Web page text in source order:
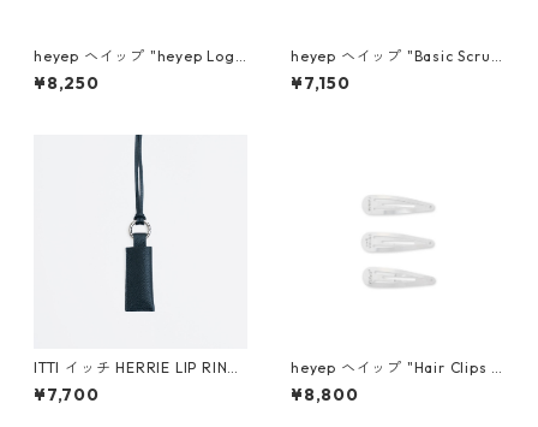
heyep ヘイップ "heyep Logo
Hair Ties (2-piece)" (BLK) h
p07126
¥8,250
heyep ヘイップ "Basic Scrun
chie with KENKAGAMI" hp0
6626
¥7,150
ITTI イッチ HERRIE LIP RING
/ DIPLO FJORD (BLACK)
¥7,700
heyep ヘイップ "Hair Clips w
ith KENKAGAMI (3-piece)" h
p07026
¥8,800